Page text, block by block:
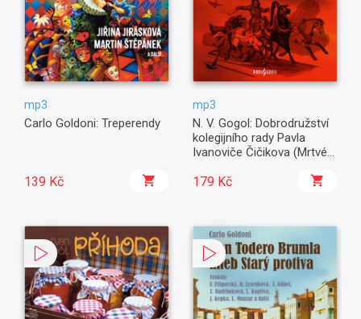
mp3
Carlo Goldoni: Treperendy
139 Kč
mp3
N. V. Gogol: Dobrodružství
kolegijního rady Pavla
Ivanoviče Čičikova (Mrtvé
179 Kč